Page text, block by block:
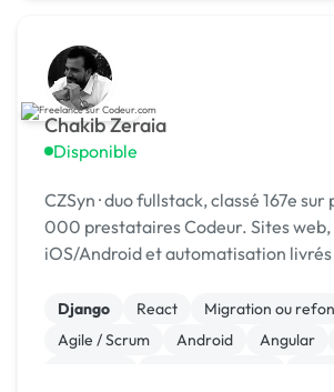
Chakib Zeraia
Disponible
CZSyn · duo fullstack, classé 167e
000 prestataires Codeur. Sites
iOS/Android et automatisation
Django React
Migration ou
Agile / Scrum
Android Angular